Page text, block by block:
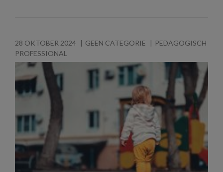
28 OKTOBER 2024 GEEN CATEGORIE
PEDAGOGISCH
PROFESSIONAL